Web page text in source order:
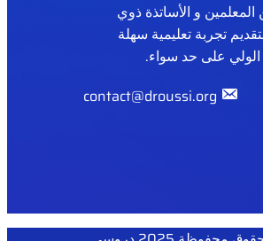
و الأساتذة ذوي
تجربة تعليمية سهلة
على حد سواء.